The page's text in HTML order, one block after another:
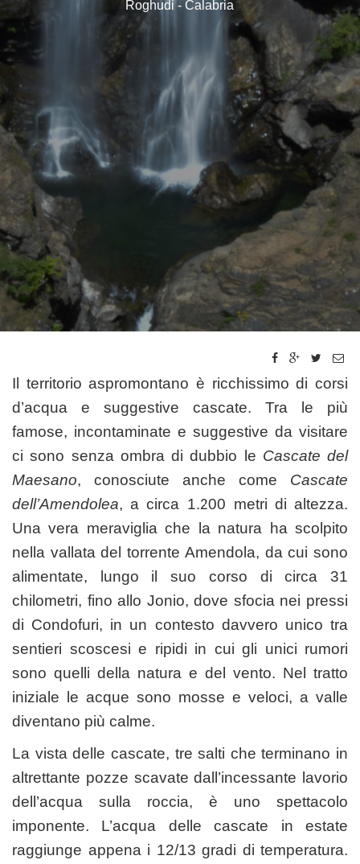
Roghudi - Calabria
Il territorio aspromontano è ricchissimo di corsi
d’acqua e suggestive cascate. Tra le più
famose, incontaminate e suggestive da visitare
ci sono senza ombra di dubbio le Cascate del
Maesano, conosciute anche come Cascate
dell’Amendolea, a circa 1.200 metri di altezza.
Una vera meraviglia che la natura ha scolpito
nella vallata del torrente Amendola, da cui sono
alimentate, lungo il suo corso di circa 31
chilometri, fino allo Jonio, dove sfocia nei pressi
di Condofuri, in un contesto davvero unico tra
sentieri scoscesi e ripidi in cui gli unici rumori
sono quelli della natura e del vento. Nel tratto
iniziale le acque sono mosse e veloci, a valle
diventano più calme.
La vista delle cascate, tre salti che terminano in
altrettante pozze scavate dall’incessante lavorio
dell’acqua sulla roccia, è uno spettacolo
imponente. L’acqua delle cascate in estate
raggiunge appena i 12/13 gradi di temperatura.